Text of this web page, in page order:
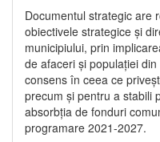
Documentul strategic are
obiectivele strategice și
municipiului, prin
de afaceri și populației
consens în ceea ce
precum și pentru a stabili
absorbția de fonduri
programare 2021-2027.